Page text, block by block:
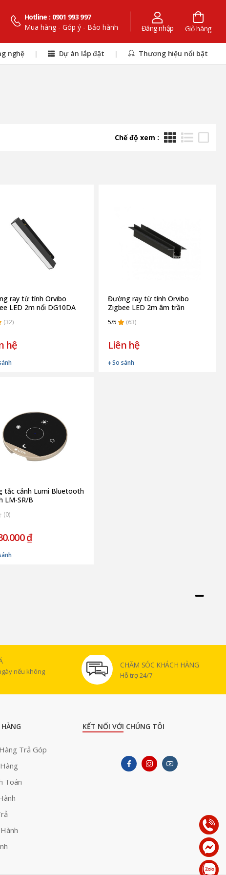
Hotline : 0901 993 997
Mua hàng - Góp ý - Bảo hành
Đăng nhập Giỏ hàng
nghệ | Dự án lắp đặt | Thương hiệu nổi bật
Chế độ xem :
ray từ tính Orvibo
LED 2m nổi DG10DA
(32)
hệ
Đường ray từ tính Orvibo
Zigbee LED 2m âm trần
5/5 (63)
Liên hệ
So sánh
tắc cảnh Lumi Bluetooth
LM-SR/B
(0)
₫
nếu không
CHĂM SÓC KHÁCH HÀNG
Hỗ trợ 24/7
Trả Góp
Toán
KẾT NỐI VỚI CHÚNG TÔI